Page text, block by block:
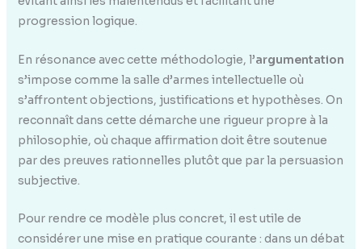
progression logique.
En résonance avec cette méthodologie, l’argumentation
s’impose comme la salle d’armes intellectuelle où
s’affrontent objections, justifications et hypothèses. On
reconnaît dans cette démarche une rigueur propre à la
philosophie, où chaque affirmation doit être soutenue
par des preuves rationnelles plutôt que par la persuasion
subjective.
Pour rendre ce modèle plus concret, il est utile de
considérer une mise en pratique courante : dans un débat